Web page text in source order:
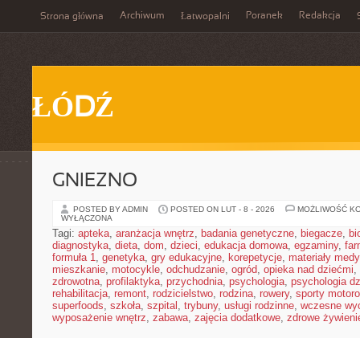
Strona główna Archiwum Łatwopalni Poranek Redakcja
ŁÓDŹ
GNIEZNO
POSTED BY ADMIN POSTED ON LUT - 8 - 2026
MOŻLIWOŚĆ
WYŁĄCZONA
Tagi: apteka, aranżacja wnętrz, badania genetyczne, biegacze,
diagnostyka, dieta, dom, dzieci, edukacja domowa, egzaminy,
formuła 1, genetyka, gry edukacyjne, korepetycje, materiały
mieszkanie, motocykle, odchudzanie, ogród, opieka nad dziećmi,
zdrowotna, profilaktyka, przychodnia, psychologia, psychologia
rehabilitacja, remont, rodzicielstwo, rodzina, rowery, sporty
superfoods, szkoła, szpital , trybuny, usługi rodzinne, wczesne
wyposażenie wnętrz, zabawa, zajęcia dodatkowe, zdrowe